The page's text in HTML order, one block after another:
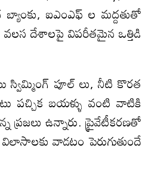
ఐ‌ఎం‌ఎఫ్ ల మద్దతుతో
వలస దేశాలపై విపరీతమైన ఒత్తిడి
స్విమ్మింగ్ పూల్ లు, నీటి కొరత
పచ్చిక బయళ్ళు వంటి వాటికి
ఉన్నారు. ప్రైవేటీకరణతో
వాడటం పెరుగుతుందే